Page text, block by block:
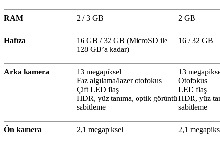
RAM 2 / 3 GB 2 GB
Hafıza
16 GB / 32 GB (MicroSD ile
128 GB’a kadar)
16 / 32 GB
Arka kamera
13 megapiksel
Faz algılama/lazer otofokus
Çift LED flaş
HDR, yüz tanıma, optik görüntü
sabitleme
13
Otofokus
LED flaş
HDR, yüz
sabitleme
Ön kamera 2,1 megapiksel 2,1